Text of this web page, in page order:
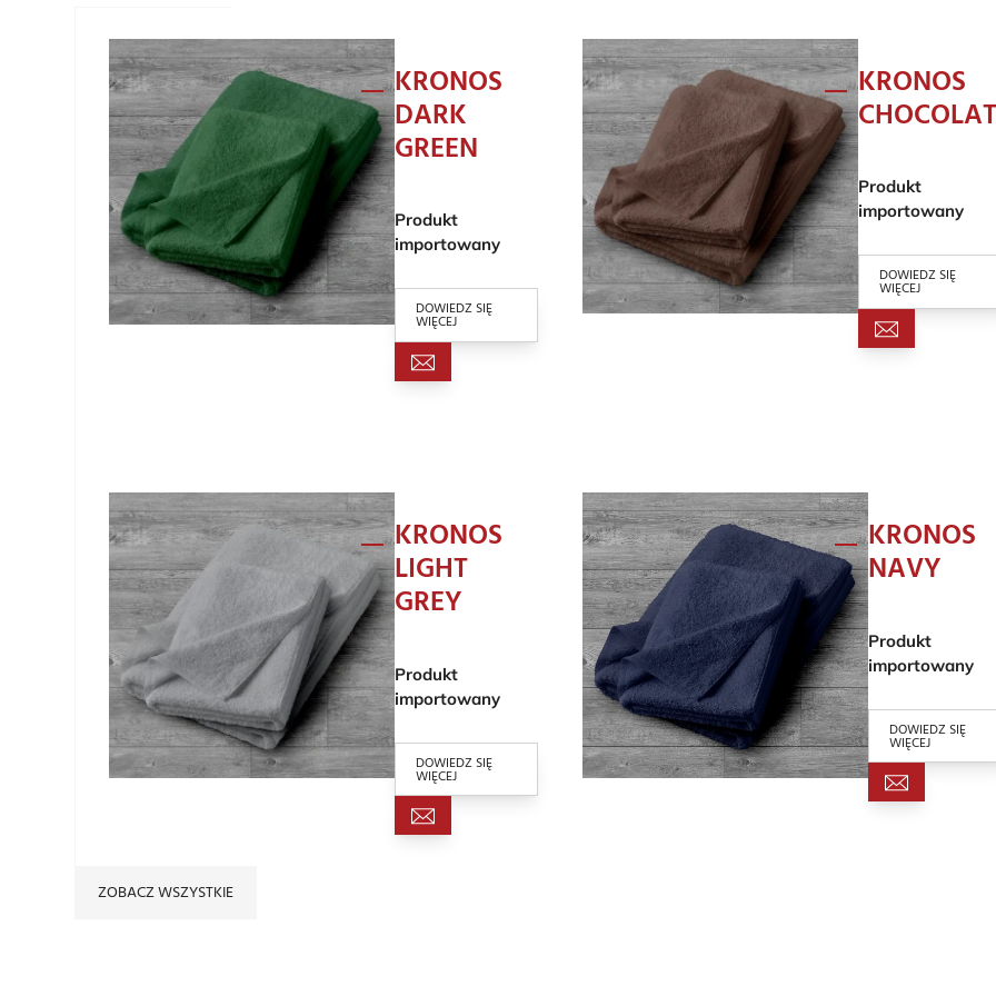
KRONOS
DARK
GREEN
Produkt
importowany
DOWIEDZ SIĘ
WIĘCEJ
KRONOS
Produkt
importowany
DOWIEDZ SIĘ
WIĘCEJ
KRONOS
LIGHT
GREY
Produkt
importowany
DOWIEDZ SIĘ
WIĘCEJ
KRONOS
NAVY
Produkt
importowany
DOWIEDZ SIĘ
WIĘCEJ
ZOBACZ WSZYSTKIE